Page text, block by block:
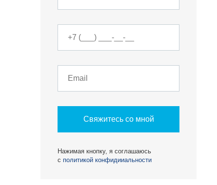
Блог
Партнеры
Свяжитесь со мной
Нажимая кнопку, я соглашаюсь
с политикой конфидииальности